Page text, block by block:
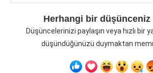
Herhangi bir düşünceniz
Düşüncelerinizi paylaşın veya hızlı bir
düşündüğünüzü duymaktan